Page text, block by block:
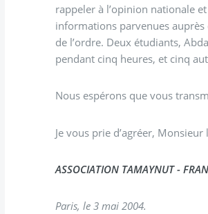
rappeler à l’opinion nationale
informations parvenues
de l’ordre. Deux étudiants,
pendant cinq heures, et cinq
Nous espérons que vous
Je vous prie d’agréer,
ASSOCIATION TAMAYNUT -
Paris, le 3 mai 2004.